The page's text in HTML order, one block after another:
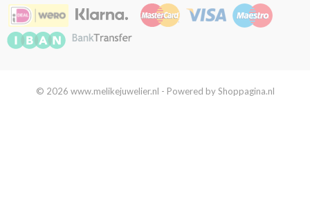
© 2026 www.melikejuwelier.nl - Powered by Shoppagina.nl